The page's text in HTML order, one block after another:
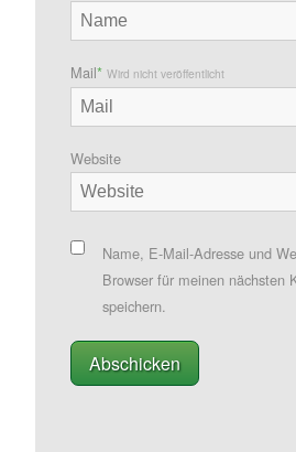
Mail* Wird nicht veröffentlicht
Website
Name, E-Mail-Adresse und
Browser für meinen nächsten
speichern.